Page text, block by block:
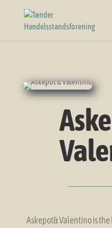
Askepot& Valentino is